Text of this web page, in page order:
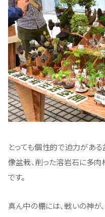
とっても個性的で迫力があ
像盆栽、削った溶岩石に多肉
です。
真ん中の棚には、戦いの神が